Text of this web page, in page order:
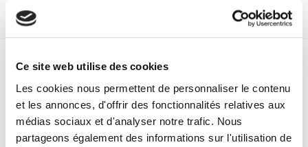
Ce site web utilise des cookies
Les cookies nous permettent de personnaliser le contenu
et les annonces, d'offrir des fonctionnalités relatives aux
médias sociaux et d'analyser notre trafic. Nous
partageons également des informations sur l'utilisation de
Specifications
Formats
Contents